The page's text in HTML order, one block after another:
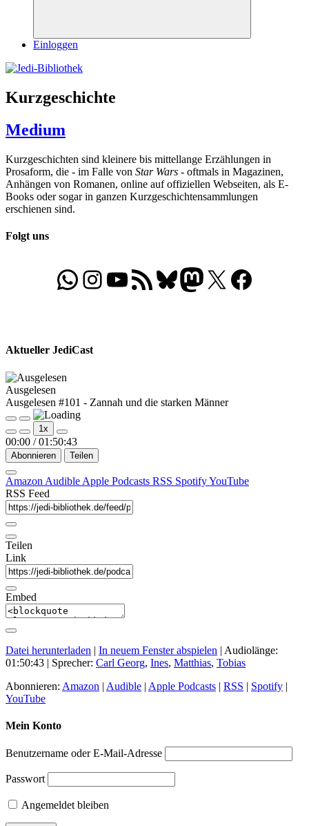
Suchen
Einloggen
Kurzgeschichte
Medium
Kurzgeschichten sind kleinere bis mittellange Erzählungen in
Prosaform, die - im Falle von Star Wars - oftmals in Magazinen,
Anhängen von Romanen, online auf offiziellen Webseiten, als E-
Books oder sogar in ganzen Kurzgeschichtensammlungen
erschienen sind.
Folgt uns
WhatsApp
Folgt uns auf Instagram
Besucht unseren YouTube-Kanal
RSS-FeedBluesky
Folgt uns auf Mastodon
X Folgt uns auf
Aktueller JediCast
Ausgelesen
Ausgelesen #101 - Zannah und die starken Männer
Play
Episode
Pause
Episode
1x
00:00 / 01:50:43
Abonnieren Teilen
Amazon Audible Apple Podcasts RSS SpotifyYouTube
RSS Feed
Teilen
Link
Embed
Datei herunterladen | In neuem Fenster abspielen | Audiolänge:
01:50:43 | Sprecher: Carl Georg, Ines, Matthias, Tobias
Abonnieren: Amazon | Audible | Apple Podcasts | RSS | Spotify |
YouTube
Mein Konto
Benutzername oder E-Mail-Adresse
Passwort
Angemeldet bleiben